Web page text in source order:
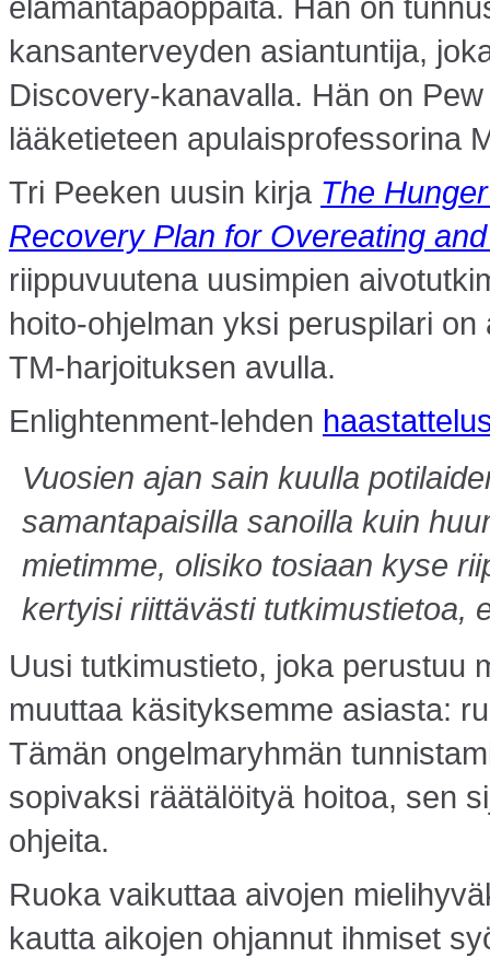
kansanterveyden asiantuntija,
Discovery-kanavalla. Hän on
lääketieteen apulaisprofessorina
Tri Peeken uusin kirja The
Recovery Plan for Overeating
riippuvuutena uusimpien
hoito-ohjelman yksi peruspilari
TM-harjoituksen avulla.
Enlightenment-lehden
Vuosien ajan sain kuulla
samantapaisilla sanoilla kuin
mietimme, olisiko tosiaan kyse
kertyisi riittävästi tutkimustietoa,
Uusi tutkimustieto, joka perustuu
muuttaa käsityksemme asiasta:
Tämän ongelma­ryhmän
sopivaksi räätälöityä hoitoa, sen
ohjeita.
Ruoka vaikuttaa aivojen
kautta aikojen ohjannut ihmiset